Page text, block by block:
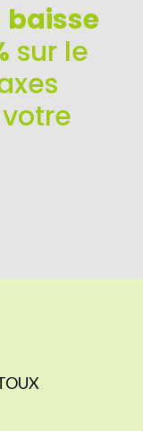
baisse
sur le